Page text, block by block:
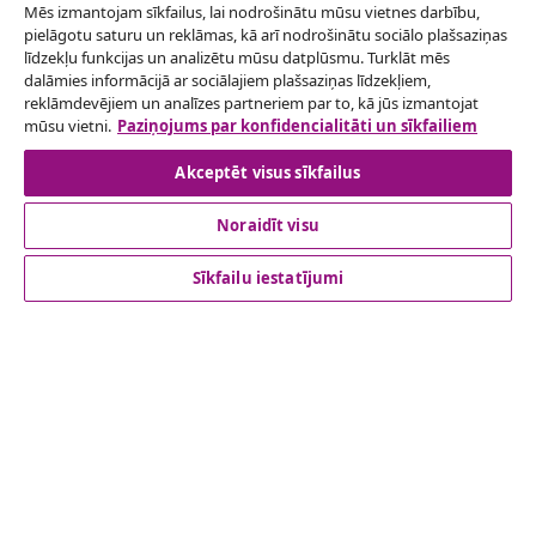
Atteikties no līguma
Iesniegt pieprasījumu par atteikšanos no
pasūtījuma.
Atteikties no līguma
klientu apkalpoanaš
Mēs izmantojam sīkfailus, lai nodrošinātu mūsu vietnes darbību,
pielāgotu saturu un reklāmas, kā arī nodrošinātu sociālo plašsaziņas
līdzekļu funkcijas un analizētu mūsu datplūsmu. Turklāt mēs
dalāmies informācijā ar sociālajiem plašsaziņas līdzekļiem,
reklāmdevējiem un analīzes partneriem par to, kā jūs izmantojat
mūsu vietni. Paziņojums par konfidencialitāti un sīkfailiem
Akceptēt visus sīkfailus
Noraidīt visu
Sīkfailu iestatījumi